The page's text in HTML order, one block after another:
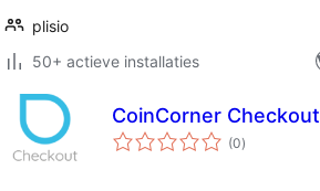
plisio
50+ actieve installaties
CoinCorner Checkout
(0totaal
waarderingen
)